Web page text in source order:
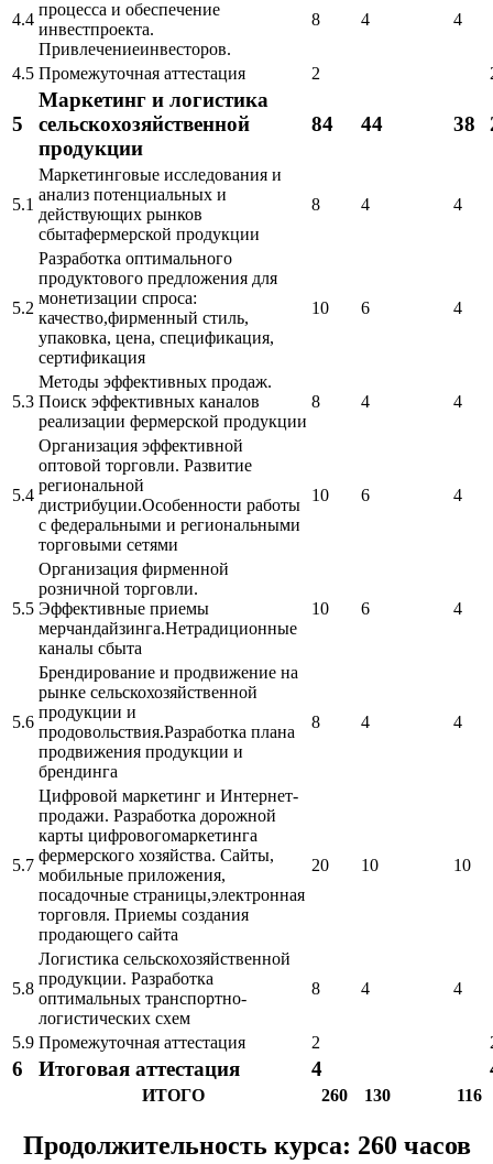
4.4
процесса и обеспечение
инвестпроекта.
Привлечениеинвесторов.
8 4 4
4.5 Промежуточная аттестация 2
5
Маркетинг и логистика
сельскохозяйственной
продукции
84 44 38
5.1
Маркетинговые исследования и
анализ потенциальных и
действующих рынков
сбытафермерской продукции
8 4 4
5.2
Разработка оптимального
продуктового предложения для
монетизации спроса:
качество,фирменный стиль,
упаковка, цена, спецификация,
сертификация
10 6 4
5.3
Методы эффективных продаж.
Поиск эффективных каналов
реализации фермерской продукции
8 4 4
5.4
Организация эффективной
оптовой торговли. Развитие
региональной
дистрибуции.Особенности работы
с федеральными и региональными
торговыми сетями
10 6 4
5.5
Организация фирменной
розничной торговли.
Эффективные приемы
мерчандайзинга.Нетрадиционные
каналы сбыта
10 6 4
5.6
Брендирование и продвижение на
рынке сельскохозяйственной
продукции и
продовольствия.Разработка плана
продвижения продукции и
брендинга
8 4 4
5.7
Цифровой маркетинг и Интернет-
продажи. Разработка дорожной
карты цифровогомаркетинга
фермерского хозяйства. Сайты,
мобильные приложения,
посадочные страницы,электронная
торговля. Приемы создания
продающего сайта
20 10 10
5.8
Логистика сельскохозяйственной
продукции. Разработка
оптимальных транспортно-
логистических схем
8 4 4
5.9 Промежуточная аттестация 2
6 Итоговая аттестация 4
ИТОГО 260 130 116
Продолжительность курса: 260 часов